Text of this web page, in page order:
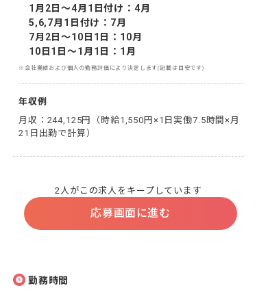
1月2日～4月1日付け：4月
5,6,7月1日付け：7月
7月2日～10日1日：10月
10日1日～1月1日：1月
※会社業績および個人の勤務評価により決定します(記載は目安です)
年収例
月収：244,125円（時給1,550円×1日実働7.5時間×月
21日出勤で計算）
2人がこの求人をキープしています
応募画面に進む
勤務時間